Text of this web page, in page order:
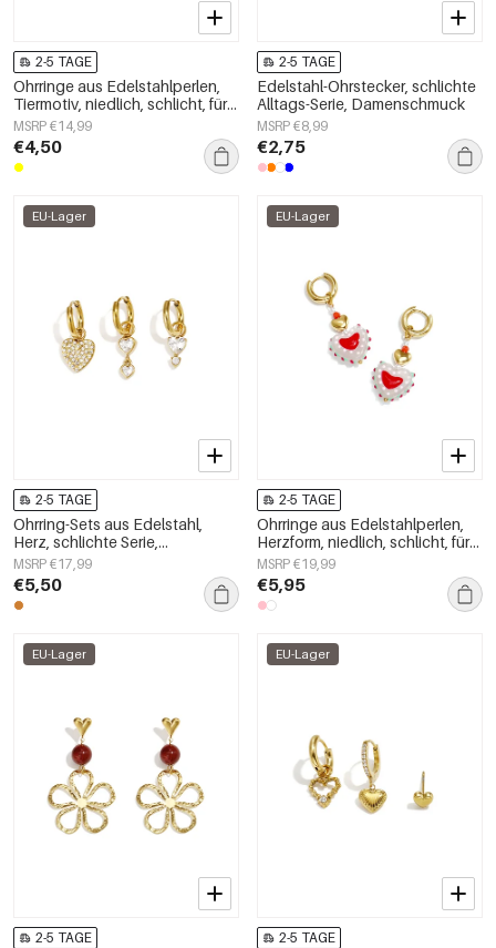
2-5 TAGE
Ohrringe aus Edelstahlperlen,
Tiermotiv, niedlich, schlicht, für
den Alltag, Damenschmuck
MSRP €14,99
€4,50
2-5 TAGE
Edelstahl-Ohrstecker, schlichte
Alltags-Serie, Damenschmuck
MSRP €8,99
€2,75
EU-Lager
2-5 TAGE
Ohrring-Sets aus Edelstahl,
Herz, schlichte Serie,
Damenschmuck
MSRP €17,99
€5,50
EU-Lager
2-5 TAGE
Ohrringe aus Edelstahlperlen,
Herzform, niedlich, schlicht, für
jeden Tag, Damenschmuck
MSRP €19,99
€5,95
EU-Lager
2-5 TAGE
EU-Lager
2-5 TAGE